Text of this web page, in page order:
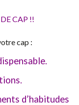
CAP !!
cap :
d’habitudes